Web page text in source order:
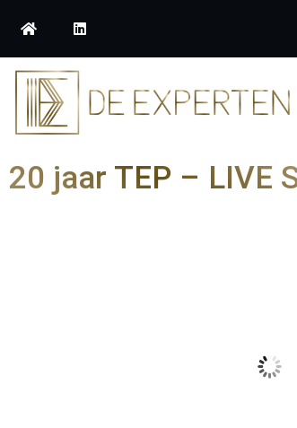
20 jaar TEP – LIVE